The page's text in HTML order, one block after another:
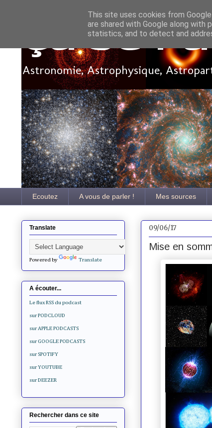
Ça se
Astronomie, Astrophysique,
Ecoutez A vous de parler ! Mes sources
09/06/17
Mise en
Translate
Powered by Translate
A écouter...
Le flux RSS du podcast
sur PODCLOUD
sur APPLE PODCASTS
sur GOOGLE PODCASTS
sur SPOTIFY
sur YOUTUBE
sur DEEZER
Rechercher dans ce site
This site uses cookies from
are shared with Google along with
statistics, and to detect and